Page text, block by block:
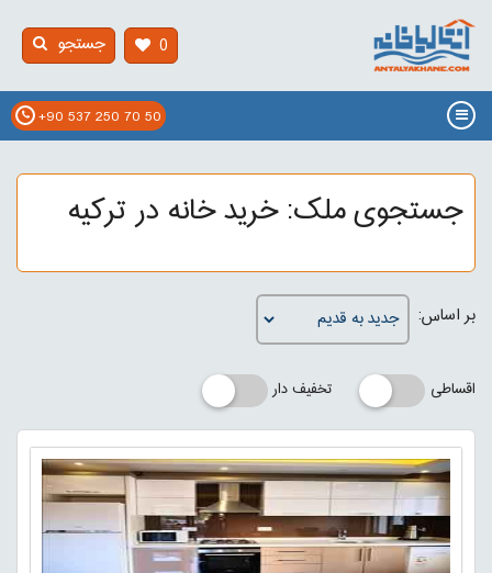
0
+90 537 250 70 50
جستجو
جستجوی ملک: خرید خانه در ترکیه
بر اساس:
اقساطی تخفیف دار